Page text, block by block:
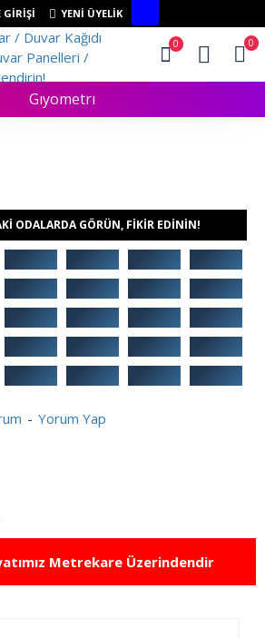
GIRIŞI YENI ÜYELIK
0 0
Gıyometrı
ODALARDA GÖRÜN, FIKIR EDININ!
Metrekare Üzerindendir
- Yorum Yap